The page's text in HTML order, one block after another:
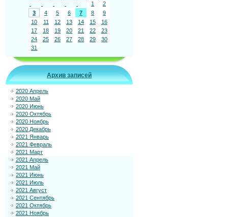
1
2
3
4 5 6 7 8
9
10
11 12 13 14 15
16
17
18 19 20 21 22
23
24
25 26 27 28 29
30
31
Архив записей
2020 Апрель
2020 Май
2020 Июнь
2020 Октябрь
2020 Ноябрь
2020 Декабрь
2021 Январь
2021 Февраль
2021 Март
2021 Апрель
2021 Май
2021 Июнь
2021 Июль
2021 Август
2021 Сентябрь
2021 Октябрь
2021 Ноябрь